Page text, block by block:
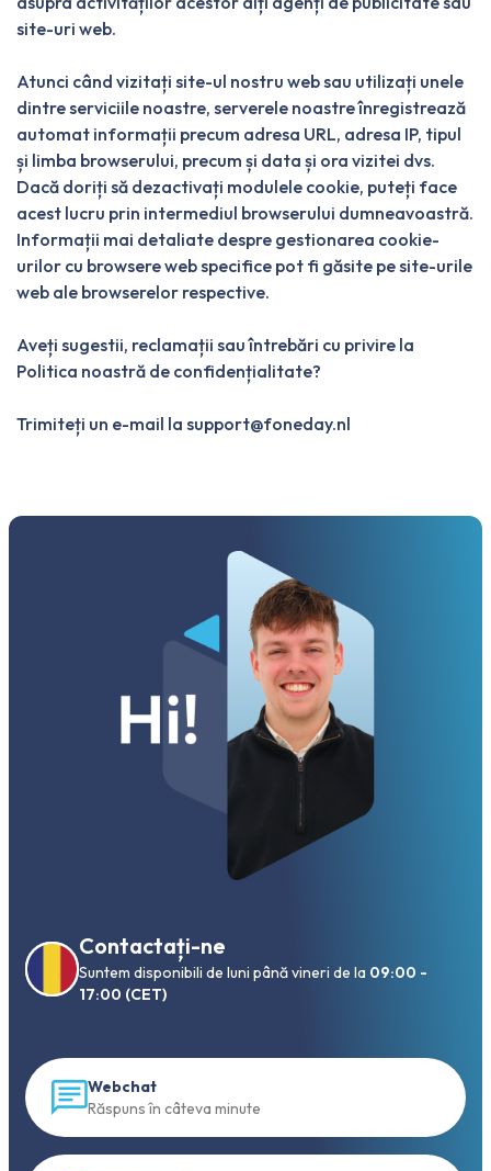
site-uri web.
Atunci când vizitați site-ul nostru web sau utilizați unele
dintre serviciile noastre, serverele noastre înregistrează
automat informații precum adresa URL, adresa IP, tipul
și limba browserului, precum și data și ora vizitei dvs.
Dacă doriți să dezactivați modulele cookie, puteți face
acest lucru prin intermediul browserului dumneavoastră.
Informații mai detaliate despre gestionarea cookie-
urilor cu browsere web specifice pot fi găsite pe site-urile
web ale browserelor respective.
Aveți sugestii, reclamații sau întrebări cu privire la
Politica noastră de confidențialitate?
Trimiteți un e-mail la support@foneday.nl
Contactați-ne
Suntem disponibili de luni până vineri de la 09:00 -
17:00 (CET)
Webchat
Răspuns în câteva minute